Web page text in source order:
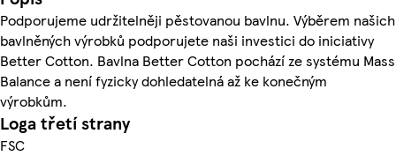
Podporujeme udržitelněji pěstovanou bavlnu. Výběrem našich
bavlněných výrobků podporujete naši investici do iniciativy
Better Cotton. Bavlna Better Cotton pochází ze systému Mass
Balance a není fyzicky dohledatelná až ke konečným
výrobkům.
Loga třetí strany
FSC